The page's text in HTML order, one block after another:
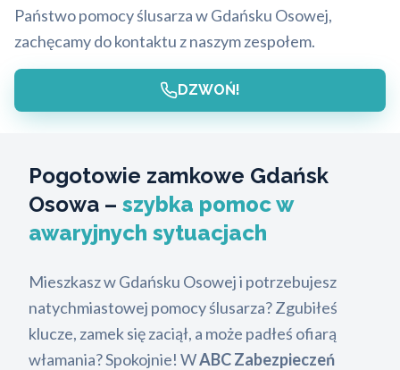
Państwo pomocy ślusarza w Gdańsku Osowej,
zachęcamy do kontaktu z naszym zespołem.
DZWOŃ!
Pogotowie zamkowe Gdańsk
Osowa – szybka pomoc w
awaryjnych sytuacjach
Mieszkasz w Gdańsku Osowej i potrzebujesz
natychmiastowej pomocy ślusarza? Zgubiłeś
klucze, zamek się zaciął, a może padłeś ofiarą
włamania? Spokojnie! WABC Zabezpieczeń